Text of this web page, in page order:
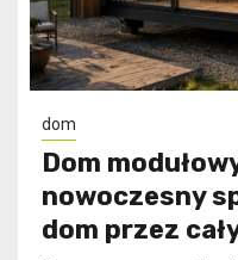
dom
Dom
nowoczesny
dom przez